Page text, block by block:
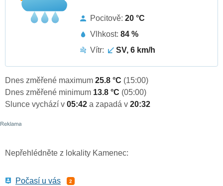
Pocitově: 20 °C
Vlhkost: 84 %
Vítr:
SV, 6 km/h
Dnes změřené maximum 25.8 °C (15:00)
Dnes změřené minimum 13.8 °C (05:00)
Slunce vychází v 05:42 a zapadá v 20:32
Nepřehlédněte z lokality Kamenec:
Počasí u vás 2